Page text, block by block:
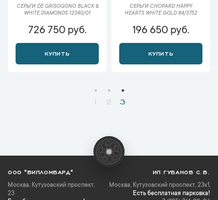
СЕРЬГИ DE GRISOGONO BLACK &
WHITE DIAMONDS 12340/01
726 750 руб.
КУПИТЬ
СЕРЬГИ CHOPARD HAPPY
HEARTS WHITE GOLD 84/3752
196 650 руб.
КУПИТЬ
1 2 3
ООО "ВИПЛОМБАРД"
Москва, Кутузовский проспект,
23
ИП ГУБАНОВ С.В.
Москва, Кутузовский проспект, 23к1,
Есть бесплатная парковка!